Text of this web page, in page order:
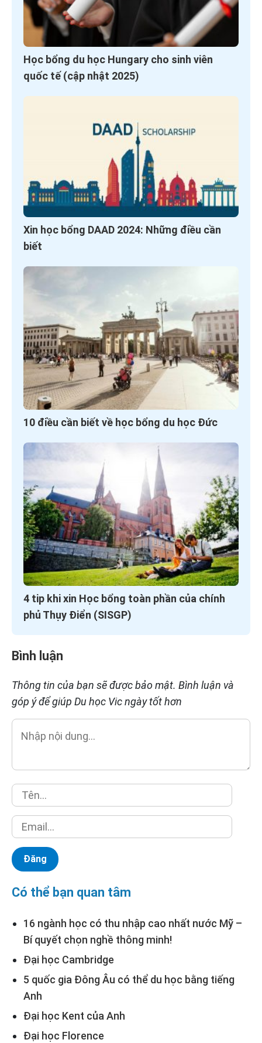
Học bổng du học Hungary cho sinh viên
quốc tế (cập nhật 2025)
Xin học bổng DAAD 2024: Những điều cần
biết
10 điều cần biết về học bổng du học Đức
4 tip khi xin Học bổng toàn phần của chính
phủ Thụy Điển (SISGP)
Bình luận
Thông tin của bạn sẽ được bảo mật. Bình luận và
góp ý để giúp Du học Vic ngày tốt hơn
Có thể bạn quan tâm
16 ngành học có thu nhập cao nhất nước Mỹ –
Bí quyết chọn nghề thông minh!
Đại học Cambridge
5 quốc gia Đông Âu có thể du học bằng tiếng
Anh
Đại học Kent của Anh
Đại học Florence